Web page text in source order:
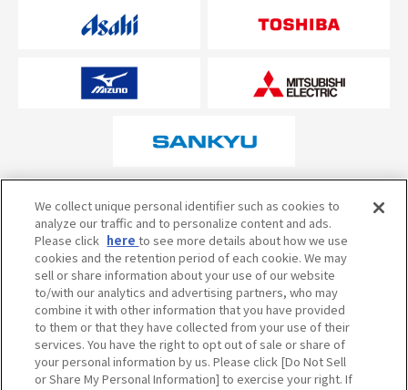
オフィシャルスポンサーについて
当サイトのご利用にあたって
試合の予定・状況・結果のお問い合わせ
阪神甲子園球場テレフォンサービス
050-5527-2512
We collect unique personal identifier such as cookies to
analyze our traffic and to personalize content and ads.
Please click hereto see more details about how we use
cookies and the retention period of each cookie. We may
sell or share information about your use of our website
to/with our analytics and advertising partners, who may
combine it with other information that you have provided
to them or that they have collected from your use of their
services. You have the right to opt out of sale or share of
your personal information by us. Please click [Do Not Sell
or Share My Personal Information] to exercise your right. If